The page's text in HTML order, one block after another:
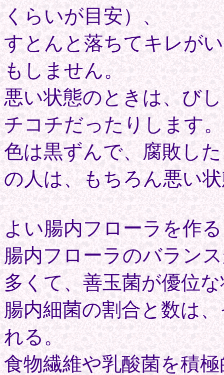
くらいが目安）、
すとんと落ちてキレが
もしません。
悪い状態のときは、び
チコチだったりします。
色は黒ずんで、腐敗し
の人は、もちろん悪い
よい腸内フローラを作る
腸内フローラのバラン
多くて、善玉菌が優位
腸内細菌の割合と数は
れる。
食物繊維や乳酸菌を積